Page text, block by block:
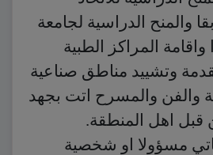
والمنح الدراسية لجامعة
المراكز الطبية
وتشييد مناطق صناعية
والفن والمسرح اتت بجهد
قبل اهل المنطقة.
مسؤولا او شخصية